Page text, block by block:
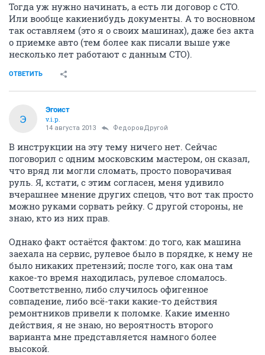
Тогда уж нужно начинать, а есть ли договор с СТО.
Или вообще какиенибудь документы. А то восновном
так оставляем (это я о своих машинах), даже без акта
о приемке авто (тем более как писали выше уже
несколько лет работают с данным СТО).
ОТВЕТИТЬ
Э
Эгоист
v.i.p.
14 августа 2013 ФедоровДругой
В инструкции на эту тему ничего нет. Сейчас
поговорил с одним московским мастером, он сказал,
что вряд ли могли сломать, просто поворачивая
руль. Я, кстати, с этим согласен, меня удивило
вчерашнее мнение других спецов, что вот так просто
можно руками сорвать рейку. С другой стороны, не
знаю, кто из них прав.
Однако факт остаётся фактом: до того, как машина
заехала на сервис, рулевое было в порядке, к нему не
было никаких претензий; после того, как она там
какое-то время находилась, рулевое сломалось.
Соответственно, либо случилось офигенное
совпадение, либо всё-таки какие-то действия
ремонтников привели к поломке. Какие именно
действия, я не знаю, но вероятность второго
варианта мне представляется намного более
высокой.